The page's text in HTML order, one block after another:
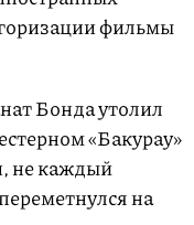
фильмы
Бонда утолил
«Бакурау»
не каждый
на